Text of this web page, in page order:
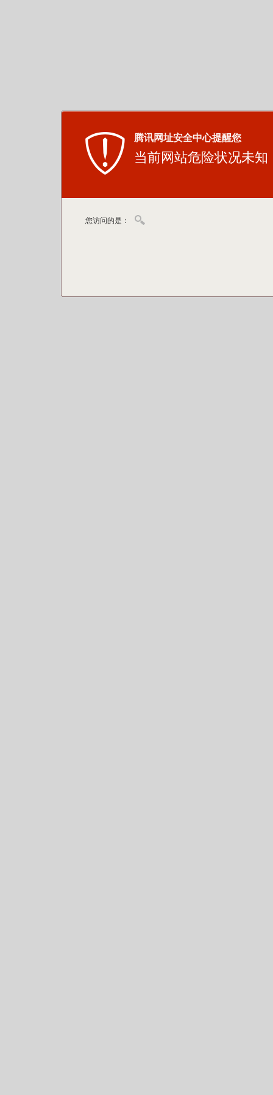
腾讯网址安全中心提醒您
当前网站危险状况未知
您访问的是：